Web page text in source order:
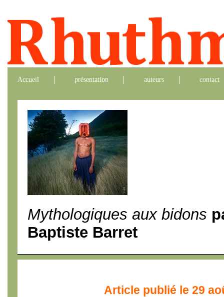
Accueil présentation auteurs contact
Mythologiques aux bidons
Baptiste Barret
Article publié le 29